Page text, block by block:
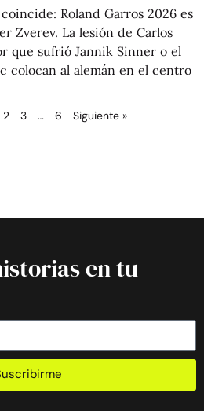
Roland Garros 2026 es
Zverev. La lesión de Carlos
que sufrió Jannik Sinner o el
colocan al alemán en el centro
2 3 … 6 Siguiente »
en tu